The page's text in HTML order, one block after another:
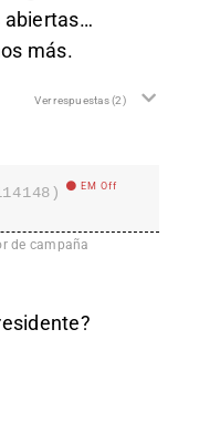
abiertas…
más.
Ver respuestas(2)
EM Off
de campaña